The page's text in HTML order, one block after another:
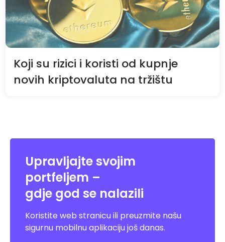
Koji su rizici i koristi od kupnje
novih kriptovaluta na tržištu
Upravljajte svojim
portfeljem –
gdje god se nalazili
Koristite web stranicu ili preuzmite našu
sigurnu mobilnu aplikaciju još danas.